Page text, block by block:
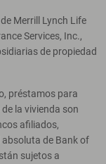
Merrill Lynch Life
Services, Inc.,
de propiedad
préstamos para
la vivienda son
afiliados,
absoluta de Bank of
sujetos a